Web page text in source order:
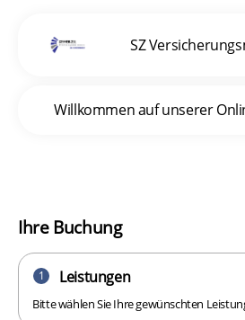
SZ
Willkommen auf unserer
Ihre Buchung
1 Leistungen
Bitte wählen Sie Ihre gewünschten